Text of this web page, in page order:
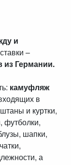
и
–
из Германии.
камуфляж
в
и куртки,
футболки,
шапки,
а